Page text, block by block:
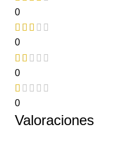
0
0
0
0
Valoraciones